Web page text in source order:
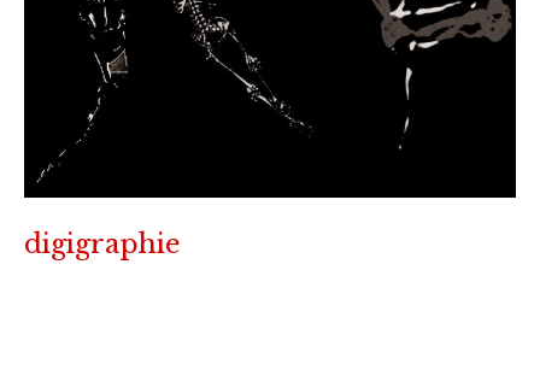
digigraphie